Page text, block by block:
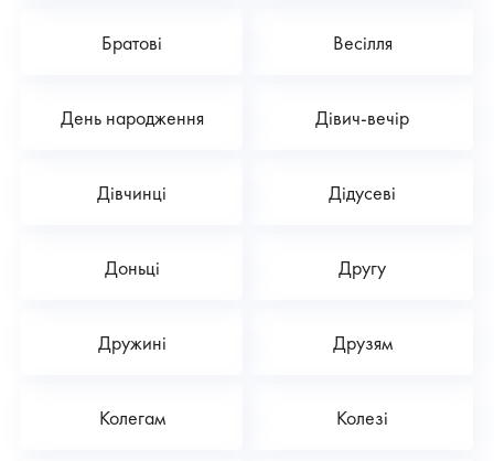
Братові Весілля
День народження Дівич-вечір
Дівчинці Дідусеві
Доньці Другу
Дружині Друзям
Колегам Колезі